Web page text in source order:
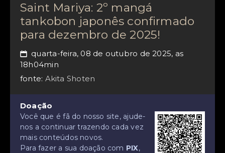
Saint Mariya: 2º mangá
tankobon japonês confirmado
para dezembro de 2025!
📅 quarta-feira, 08 de outubro de 2025, as
18h04min
fonte: Akita Shoten
Doação
Você que é fã do nosso site, ajude-
nos a continuar trazendo cada vez
mais conteúdos novos.
Para fazer a sua doação com PIX,